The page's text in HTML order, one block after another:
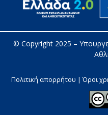
© Copyright 2025 –
Πολιτική απορρήτου | Όροι